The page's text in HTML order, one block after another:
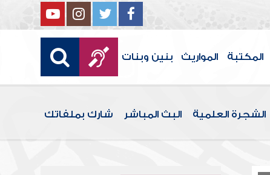
المكتبة المواريث بنين وبنات
الشجرة العلمية البث المباشر شارك بملفاتك